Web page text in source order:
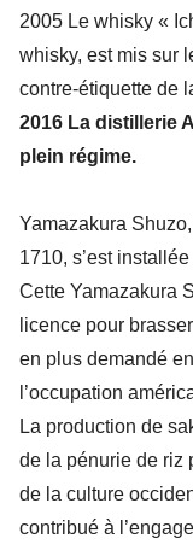
2005 Le whisky «
whisky, est mis sur
contre-étiquette de
2016 La distillerie
plein régime.
Yamazakura
1710, s’est
Cette Yamazakura
licence pour
en plus demandé
l’occupation
La production de
de la pénurie de riz
de la culture
contribué à